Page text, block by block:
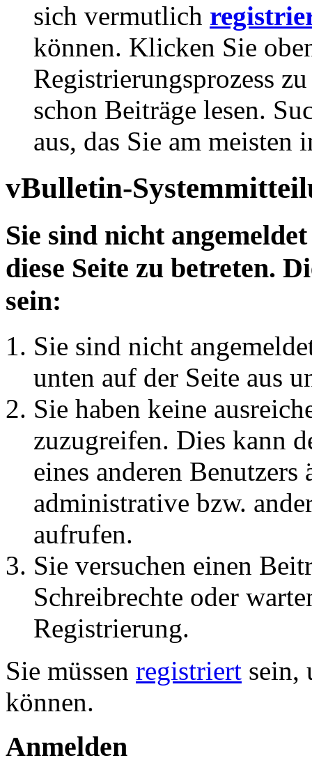
sich vermutlich
können. Klicken Sie
Registrierungsprozess
schon Beiträge lesen.
aus, das Sie am meisten
vBulletin-
Sie sind nicht
diese Seite zu betreten.
sein:
Sie sind nicht
unten auf der Seite aus
Sie haben keine
zuzugreifen. Dies kann
eines anderen
administrative bzw.
aufrufen.
Sie versuchen einen
Schreibrechte oder
Registrierung.
Sie müssen registriert sein,
können.
Anmelden